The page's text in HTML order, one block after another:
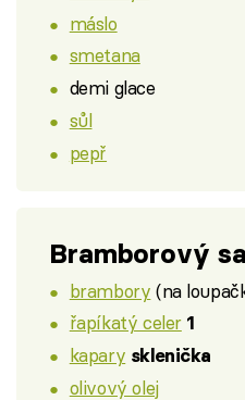
máslo
smetana
demi glace
sůl
pepř
Bramborový
brambory (na
řapíkatý celer 1
kapary sklenička
olivový olej